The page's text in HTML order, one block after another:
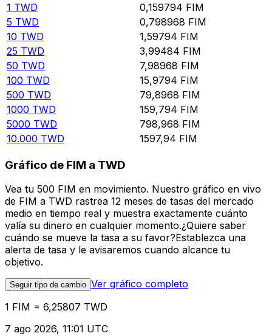
1 TWD 0,159794 FIM
5 TWD 0,798968 FIM
10 TWD 1,59794 FIM
25 TWD 3,99484 FIM
50 TWD 7,98968 FIM
100 TWD 15,9794 FIM
500 TWD 79,8968 FIM
1000 TWD 159,794 FIM
5000 TWD 798,968 FIM
10.000 TWD 1597,94 FIM
Gráfico de FIM a TWD
Vea tu 500 FIM en movimiento. Nuestro gráfico en vivo
de FIM a TWD rastrea 12 meses de tasas del mercado
medio en tiempo real y muestra exactamente cuánto
valía su dinero en cualquier momento.¿Quiere saber
cuándo se mueve la tasa a su favor?Establezca una
alerta de tasa y le avisaremos cuando alcance tu
objetivo.
Seguir tipo de cambio Ver gráfico completo
1 FIM = 6,25807 TWD
7 ago 2026, 11:01 UTC